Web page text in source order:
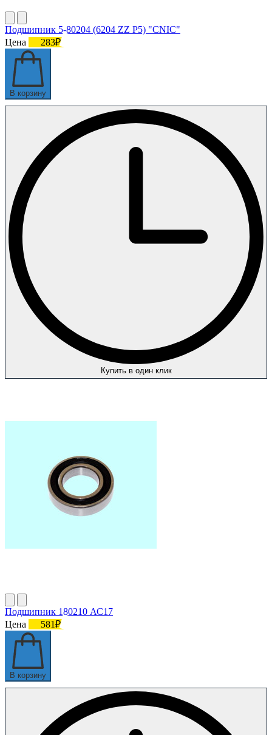
Подшипник 5-80204 (6204 ZZ P5) "CNIC"
Цена
283₽
В корзину
Купить в один клик
Подшипник 180210 АС17
Цена
581₽
В корзину